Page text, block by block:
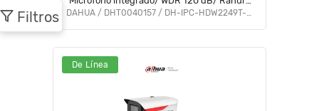
MicroSD/ PoE/ IP67/ #WYD #TRICOLOR
DAHUA / DHT0040157 / DH-IPC-HDW2249T-S-PRO
De Línea
Filtros